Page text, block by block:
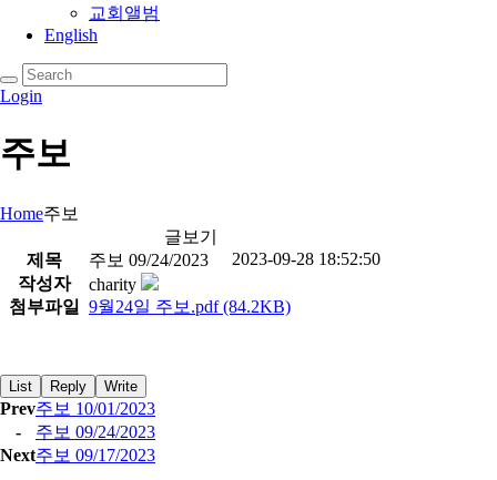
교회앨범
English
Login
주보
Home주보
글보기
제목
주보 09/24/2023
2023-09-28 18:52:50
작성자
charity
첨부파일
9월24일 주보.pdf(84.2KB)
List Reply Write
Prev주보 10/01/2023
-
주보 09/24/2023
Next주보 09/17/2023